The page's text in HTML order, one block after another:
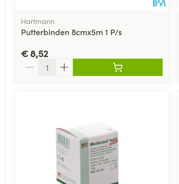
Hartmann
Putterbinden 8cmx5m 1 P/s
€ 8,52